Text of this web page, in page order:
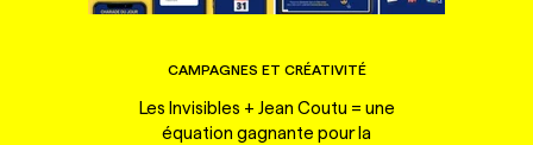
CAMPAGNES ET CRÉATIVITÉ
Les Invisibles + Jean Coutu = une
équation gagnante pour la